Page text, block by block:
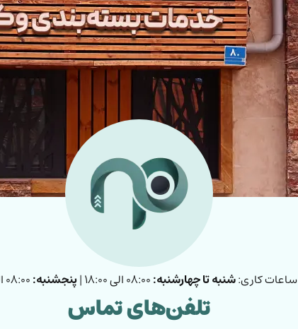
ساعات کاری:شنبه تا چهارشنبه: پنجشنبه:
تلفن‌های تماس